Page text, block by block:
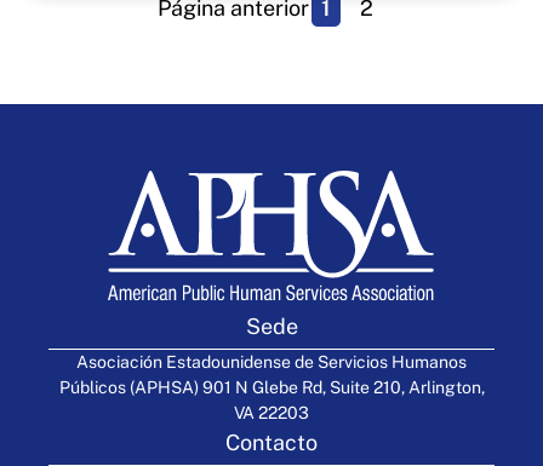
Página anterior 1 2
Sede
Asociación Estadounidense de Servicios Humanos
Públicos (APHSA) 901 N Glebe Rd, Suite 210, Arlington,
VA 22203
Contacto